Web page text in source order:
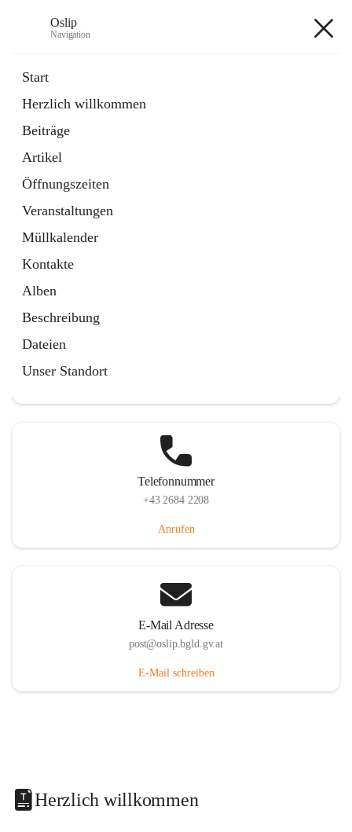
Oslip
Navigation
Start
Herzlich willkommen
Beiträge
Artikel
Öffnungszeiten
Veranstaltungen
Müllkalender
Kontakte
Alben
Beschreibung
Dateien
Unser Standort
Externe Webseite
in
Tab
Bundeskanzleramt Österreich
Externe Webseite
öffnet
in
neuem
Tab
Telefonnummer
+43 2684 2208
Anrufen
E-Mail Adresse
post@oslip.bgld.gv.at
E-Mail schreiben
Herzlich willkommen